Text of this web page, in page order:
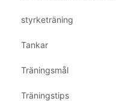
styrketräning
Tankar
Träningsmål
Träningstips